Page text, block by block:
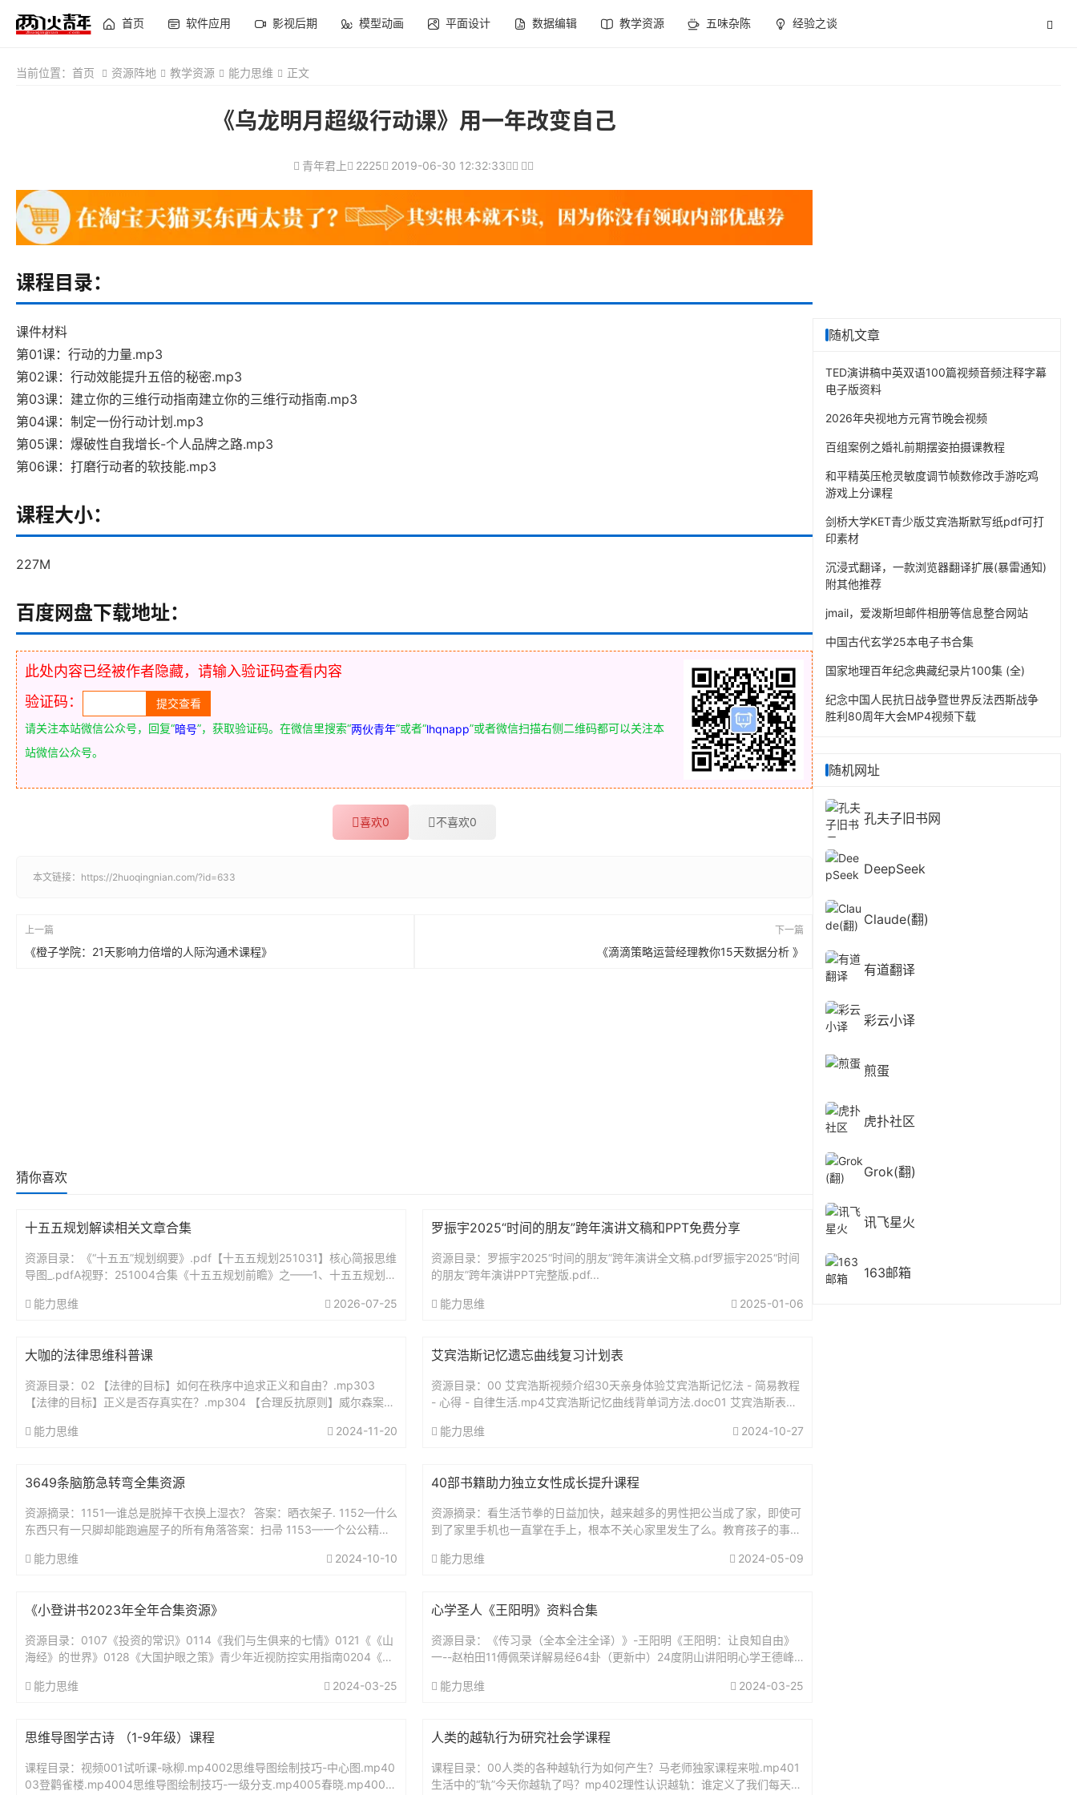
首页 软件应用 影视后期 模型动画 平面设计 数据编辑 教学资源 五味杂陈 经验之谈
当前位置： 首页 资源阵地 教学资源 能力思维 正文
《乌龙明月超级行动课》用一年改变自己
青年君上 2225 2019-06-30 12:32:33
课程目录：
课件材料
第01课：行动的力量.mp3
第02课：行动效能提升五倍的秘密.mp3
第03课：建立你的三维行动指南建立你的三维行动指南.mp3
第04课：制定一份行动计划.mp3
第05课：爆破性自我增长-个人品牌之路.mp3
第06课：打磨行动者的软技能.mp3
课程大小：
227M
百度网盘下载地址：
此处内容已经被作者隐藏，请输入验证码查看内容
验证码：
请关注本站微信公众号，回复“暗号”，获取验证码。在微信里搜索“两伙青年”或者“lhqnapp”或者微信扫描右侧二维码都可以关注本
站微信公众号。
喜欢0 不喜欢0
本文链接： https://2huoqingnian.com/?id=633
上一篇
《橙子学院：21天影响力倍增的人际沟通术课程》
下一篇
《滴滴策略运营经理教你15天数据分析 》
猜你喜欢
十五五规划解读相关文章合集
资源目录：《“十五五”规划纲要》.pdf【十五五规划251031】核心简报思维
导图_.pdfA视野：251004合集《十五五规划前瞻》之——1、十五五规划前
能力思维
2026-07-25
罗振宇2025“时间的朋友”跨年演讲文稿和PPT免费分享
资源目录：罗振宇2025“时间的朋友”跨年演讲全文稿.pdf罗振宇2025“时间
的朋友”跨年演讲PPT完整版.pdf...
能力思维 2025-01-06
大咖的法律思维科普课
资源目录：02 【法律的目标】如何在秩序中追求正义和自由？.mp303
【法律的目标】正义是否存真实在？.mp304 【合理反抗原则】威尔森案：
能力思维
2024-11-20
艾宾浩斯记忆遗忘曲线复习计划表
资源目录：00 艾宾浩斯视频介绍30天亲身体验艾宾浩斯记忆法 - 简易教程
- 心得 - 自律生活.mp4艾宾浩斯记忆曲线背单词方法.doc01 艾宾浩斯表格
能力思维
2024-10-27
3649条脑筋急转弯全集资源
资源摘录：1151—谁总是脱掉干衣换上湿衣？ 答案：晒衣架子. 1152—什么
东西只有一只脚却能跑遍屋子的所有角落答案：扫帚 1153—一个公公精神
能力思维
2024-10-10
40部书籍助力独立女性成长提升课程
资源摘录：看生活节拳的日益加快，越来越多的男性把公当成了家，即使可
到了家里手机也一直掌在手上，根本不关心家里发生了么。教育孩子的事，
严...能力思维 2024-05-09
《小登讲书2023年全年合集资源》
资源目录：0107《投资的常识》0114《我们与生俱来的七情》0121《《山
海经》的世界》0128《大国护眼之策》青少年近视防控实用指南0204《像
能力思维
2024-03-25
心学圣人《王阳明》资料合集
资源目录：《传习录（全本全注全译）》-王阳明《王阳明：让良知自由》
一--赵柏田11傅佩荣详解易经64卦（更新中）24度阴山讲阳明心学王德峰
能力思维
2024-03-25
思维导图学古诗 （1-9年级）课程
课程目录：视频001试听课-咏柳.mp4002思维导图绘制技巧-中心图.mp40
03登鹳雀楼.mp4004思维导图绘制技巧-一级分支.mp4005春晓.mp4006
人类的越轨行为研究社会学课程
课程目录：00人类的各种越轨行为如何产生？马老师独家课程来啦.mp401
生活中的“轨”今天你越轨了吗？mp402理性认识越轨：谁定义了我们每天的
随机文章
TED演讲稿中英双语100篇视频音频注释字幕
电子版资料
2026年央视地方元宵节晚会视频
百组案例之婚礼前期摆姿拍摄课教程
和平精英压枪灵敏度调节帧数修改手游吃鸡
游戏上分课程
剑桥大学KET青少版艾宾浩斯默写纸pdf可打
印素材
沉浸式翻译，一款浏览器翻译扩展(暴雷通知)
附其他推荐
jmail，爱泼斯坦邮件相册等信息整合网站
中国古代玄学25本电子书合集
国家地理百年纪念典藏纪录片100集 (全)
纪念中国人民抗日战争暨世界反法西斯战争
胜利80周年大会MP4视频下载
随机网址
孔夫子旧书网
DeepSeek
Claude(翻)
有道翻译
彩云小译
煎蛋
虎扑社区
Grok(翻)
讯飞星火
163邮箱